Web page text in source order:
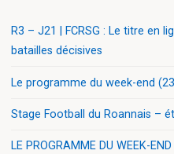
R3 – J21 | FCRSG : Le titre en
batailles décisives
Le programme du week-end
Stage Football du Roannais –
LE PROGRAMME DU WEEK-